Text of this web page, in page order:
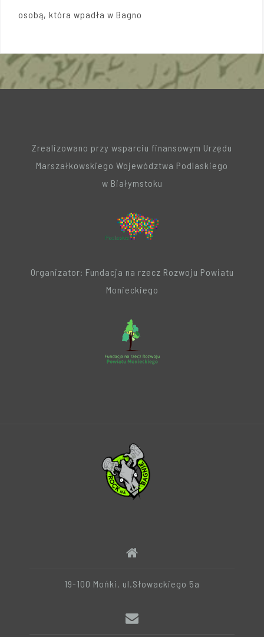
osobą, która wpadła w Bagno
Zrealizowano przy wsparciu finansowym Urzędu
Marszałkowskiego Województwa Podlaskiego
w Białymstoku
Organizator: Fundacja na rzecz Rozwoju Powiatu
Monieckiego
19-100 Mońki, ul.Słowackiego 5a